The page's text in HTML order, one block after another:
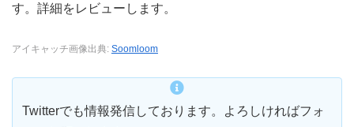
す。詳細をレビューします。
アイキャッチ画像出典: Soomloom
Twitterでも情報発信しております。よろしければフォ